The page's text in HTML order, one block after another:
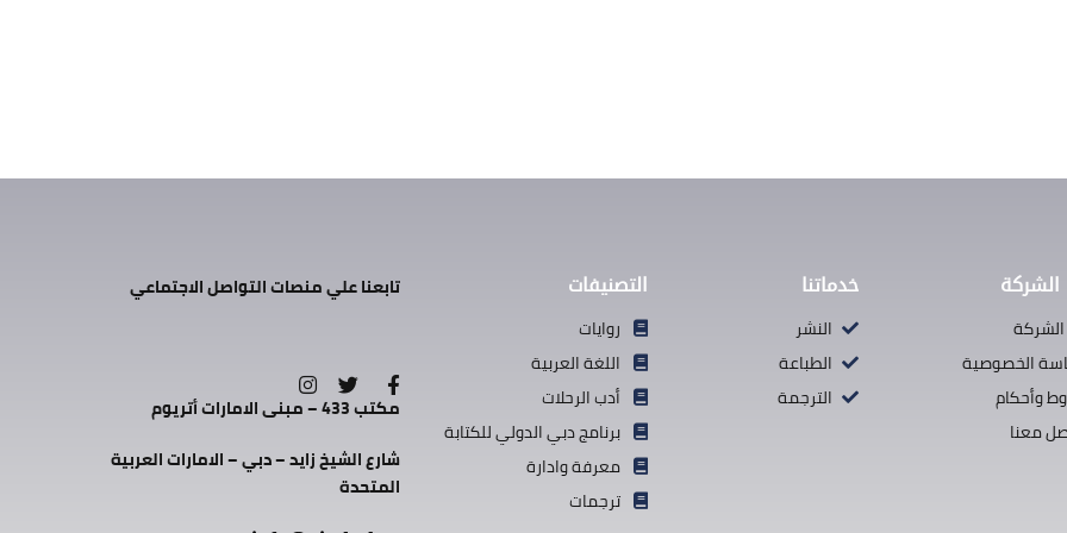
الخصوصية
وأحكام
معنا
خدماتنا
النشر
الطباعة
الترجمة
التصنيفات
روايات
اللغة العربية
أدب الرحلات
برنامج دبي الدولي للكتابة
معرفة وادارة
ترجمات
تابعنا علي منصات التواصل الاجتماعي
مكتب 433 – مبنى الامارات أتريوم
شارع الشيخ زايد – دبي – الامارات العربية
المتحدة